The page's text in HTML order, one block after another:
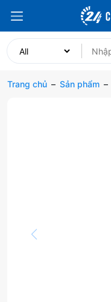
Trang chủ – Sản phẩm –